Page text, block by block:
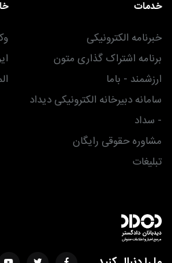
خدمات
خبرنامه الکترونیکی
برنامه اشتراک گذاری متون
ارزشمند - باما
سامانه دبیرخانه الکترونیکی دیداد
- سداد
مشاوره حقوقی رایگان
تبلیغات